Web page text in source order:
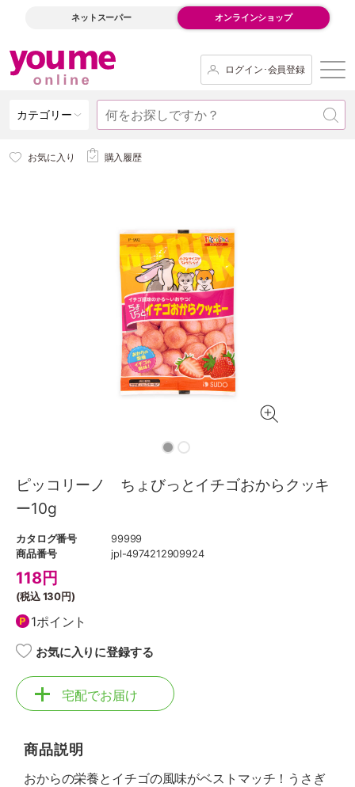
ネットスーパー オンラインショップ
ログイン･会員登録
カテゴリー
お気に入り 購入履歴
ピッコリーノ ちょびっとイチゴおからクッキ
ー10g
カタログ番号
99999
商品番号
jpl-4974212909924
118円
(税込130円)
1ポイント
お気に入りに登録する
宅配でお届け
商品説明
おからの栄養とイチゴの風味がベストマッチ！うさぎ